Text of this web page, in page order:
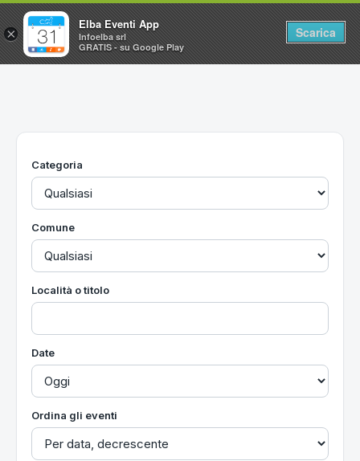
Home
Utilità
Categoria
Comune
Località o titolo
Date
Ordina gli eventi
×
Elba Eventi App
Infoelba srl
GRATIS - su Google Play
Scarica